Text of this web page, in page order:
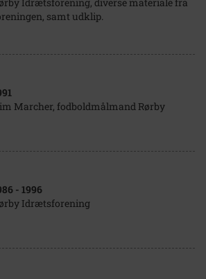
samt udklip.
Marcher, fodboldmålmand Rørby
- 1996
Idrætsforening